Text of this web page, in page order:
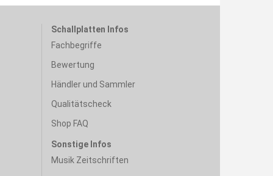
Schallplatten Infos
Fachbegriffe
Bewertung
Händler und Sammler
Qualitätscheck
Shop FAQ
Sonstige Infos
Musik Zeitschriften